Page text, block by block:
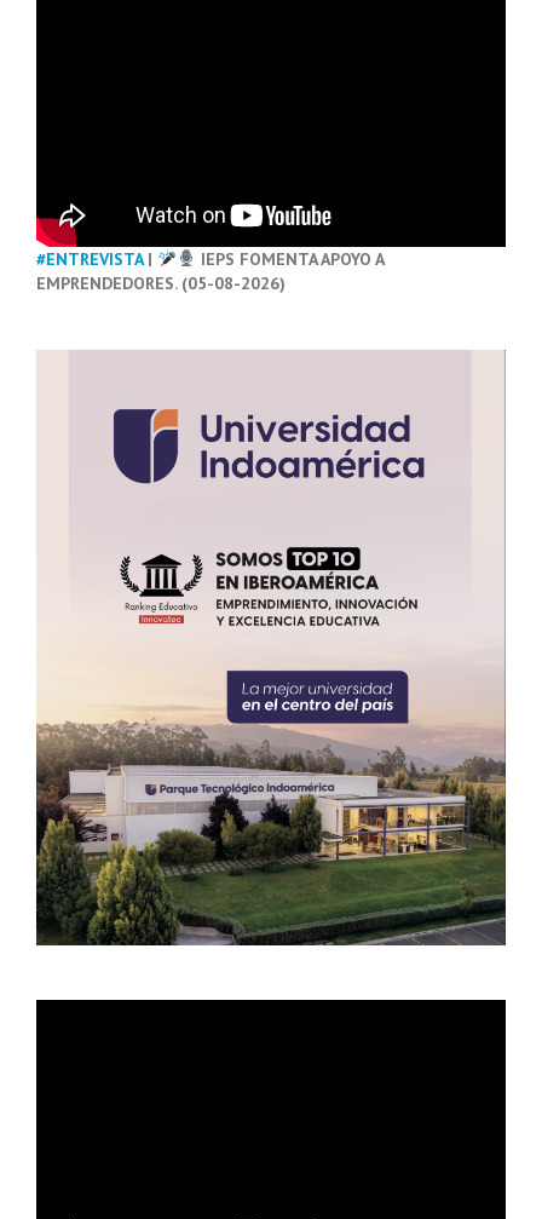
#ENTREVISTA|
IEPS FOMENTA APOYO A
EMPRENDEDORES. (05-08-2026)